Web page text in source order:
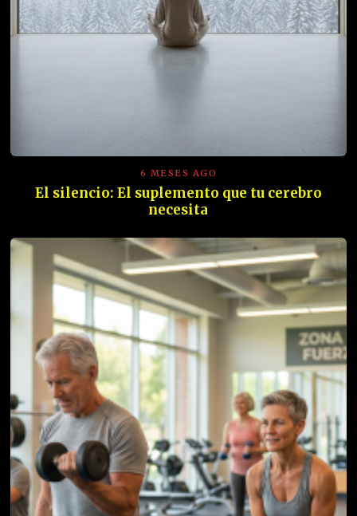
6 MESES AGO
El silencio: El suplemento que tu cerebro
necesita